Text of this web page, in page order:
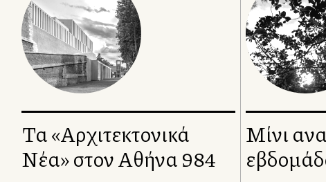
Τα «Αρχιτεκτονικά
Νέα» στον Αθήνα 984
Μίνι